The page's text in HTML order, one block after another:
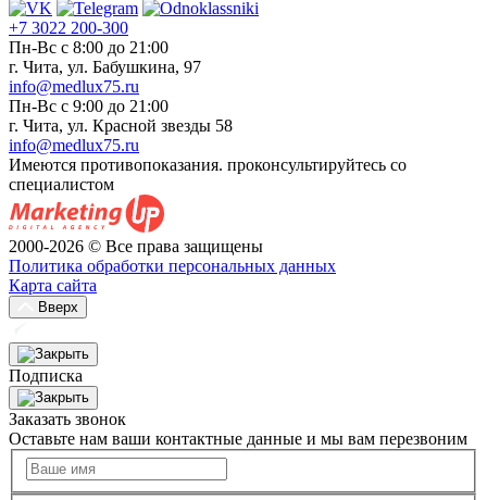
+7 3022 200-300
Пн-Вс с 8:00 до 21:00
г. Чита, ул. Бабушкина, 97
info@medlux75.ru
Пн-Вс с 9:00 до 21:00
г. Чита, ул. Красной звезды 58
info@medlux75.ru
Имеются противопоказания. проконсультируйтесь со
специалистом
2000-2026 © Все права защищены
Политика обработки персональных данных
Карта сайта
Вверх
Подписка
Заказать звонок
Оставьте нам ваши контактные данные и мы вам перезвоним